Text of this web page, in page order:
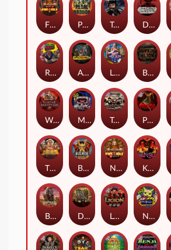
Kill Em All
Dead, Dead, or Deader
Nexus Fire In The Hole xBomb
Dead Men Walking
Munchies
Apocalypse Super xNudge Bangkok Hilton
Nexus Outsourced
Fire In The Hole xBomb
Tombstone No Mercy
Roadkill Land of the Free
Warrior Graveyard xNudge Possessed
Legion X
Buffalo Hunter
Pearl Harbor True Grit Redemption
Bushido Way xNudge
The Border